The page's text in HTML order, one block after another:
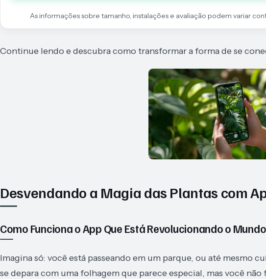
As informações sobre tamanho, instalações e avaliação podem variar
Continue lendo e descubra como transformar a forma de se
Desvendando a Magia das Plantas com
Como Funciona o App Que Está Revolucionando o
Imagina só: você está passeando em um parque, ou até mesmo
se depara com uma folhagem que parece especial, mas você